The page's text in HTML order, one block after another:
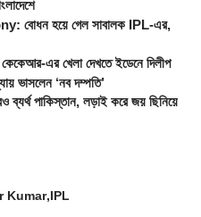
বোধন হয়ে গেল সাবালক IPL-এর,
এর খেলা দেখতে ইডেনে দিলীপ
ভাসলেন ‘নব দম্পতি’
পাকিস্তান, লড়াই করে জয় ছিনিয়ে
Kumar IPL